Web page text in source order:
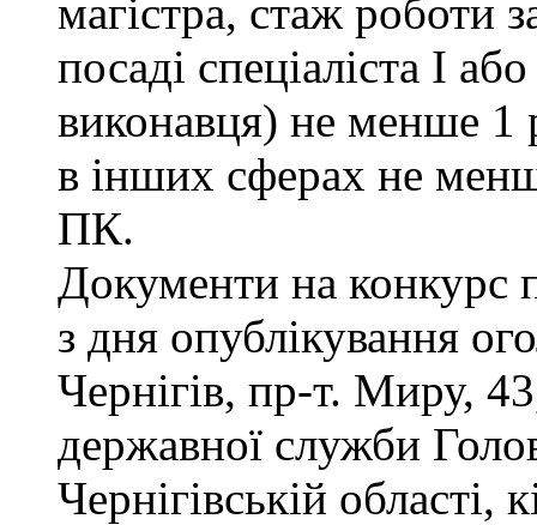
магістра, стаж роботи
посаді спеціаліста І
виконавця) не менше 1
в інших сферах не
ПК.
Документи на конкурс
з дня опублікування
Чернігів, пр-т. Миру,
державної служби
Чернігівській